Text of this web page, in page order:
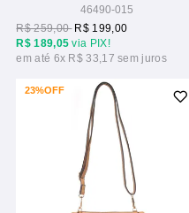
46490-015
R$ 189,05 via PIX!
R$ 259,00 R$ 199,00
6x R$ 33,17
23%OFF